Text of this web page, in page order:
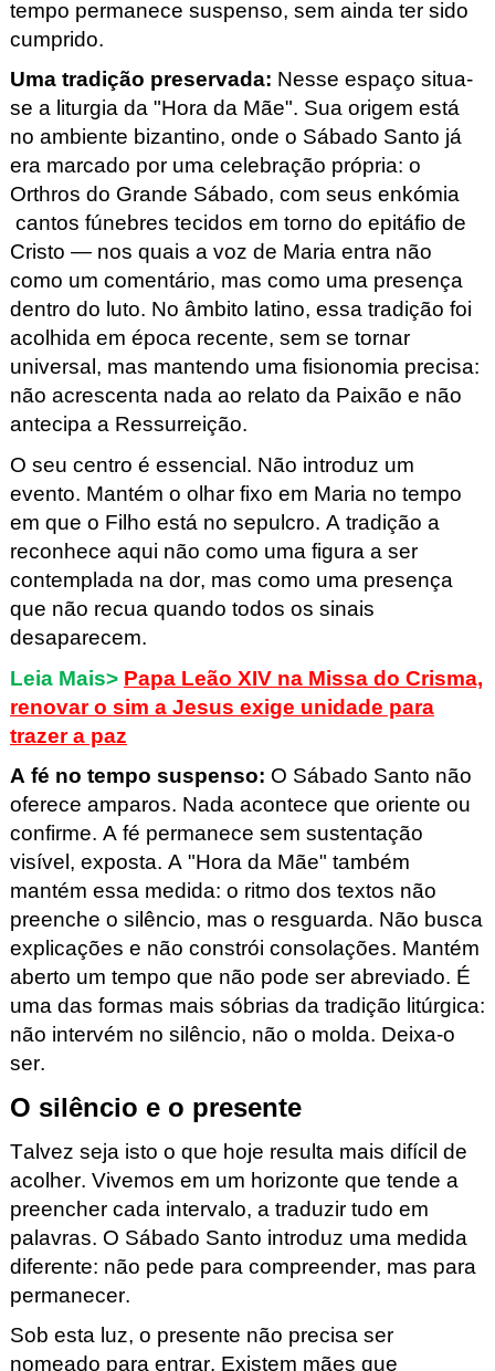
tempo permanece suspenso, sem ainda ter sido
cumprido.
Uma tradição preservada: Nesse espaço situa-
se a liturgia da "Hora da Mãe". Sua origem está
no ambiente bizantino, onde o Sábado Santo já
era marcado por uma celebração própria: o
Orthros do Grande Sábado, com seus enkómia
cantos fúnebres tecidos em torno do epitáfio de
Cristo — nos quais a voz de Maria entra não
como um comentário, mas como uma presença
dentro do luto. No âmbito latino, essa tradição foi
acolhida em época recente, sem se tornar
universal, mas mantendo uma fisionomia precisa:
não acrescenta nada ao relato da Paixão e não
antecipa a Ressurreição.
O seu centro é essencial. Não introduz um
evento. Mantém o olhar fixo em Maria no tempo
em que o Filho está no sepulcro. A tradição a
reconhece aqui não como uma figura a ser
contemplada na dor, mas como uma presença
que não recua quando todos os sinais
desaparecem.
Leia Mais> Papa Leão XIV na Missa do Crisma,
renovar o sim a Jesus exige unidade para
trazer a paz
A fé no tempo suspenso: O Sábado Santo não
oferece amparos. Nada acontece que oriente ou
confirme. A fé permanece sem sustentação
visível, exposta. A "Hora da Mãe" também
mantém essa medida: o ritmo dos textos não
preenche o silêncio, mas o resguarda. Não busca
explicações e não constrói consolações. Mantém
aberto um tempo que não pode ser abreviado. É
uma das formas mais sóbrias da tradição litúrgica:
não intervém no silêncio, não o molda. Deixa-o
ser.
O silêncio e o presente
Talvez seja isto o que hoje resulta mais difícil de
acolher. Vivemos em um horizonte que tende a
preencher cada intervalo, a traduzir tudo em
palavras. O Sábado Santo introduz uma medida
diferente: não pede para compreender, mas para
permanecer.
Sob esta luz, o presente não precisa ser
nomeado para entrar. Existem mães que